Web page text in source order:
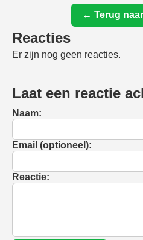
← Terug
Reacties
Er zijn nog geen reacties.
Laat een reactie
Naam:
Email (optioneel):
Reactie: